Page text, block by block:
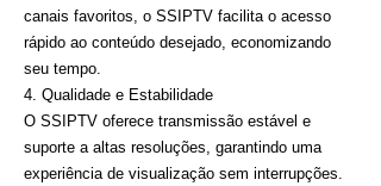
canais favoritos, o SSIPTV facilita o acesso
rápido ao conteúdo desejado, economizando
seu tempo.
4. Qualidade e Estabilidade
O SSIPTV oferece transmissão estável e
suporte a altas resoluções, garantindo uma
experiência de visualização sem interrupções.